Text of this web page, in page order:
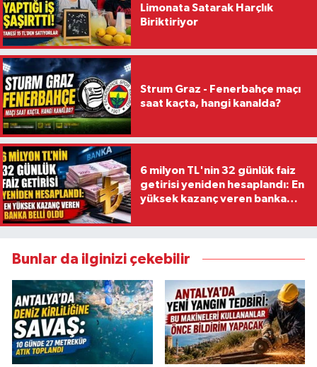
Limonata Satarak Harçlık
Biriktiriyor
Strum Graz - Fenerbahçe maçı
saat kaçta, hangi kanalda?
6 milyon TL'nin 32 günlük faiz
getirisi yeniden hesaplandı: En
yüksek kazanç veren banka
Bunlar da ilginizi çekebilir